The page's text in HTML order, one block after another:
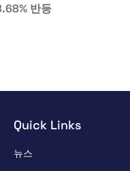
반등
Quick Links
뉴스